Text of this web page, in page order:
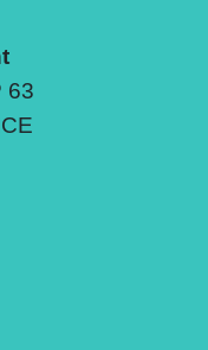
63